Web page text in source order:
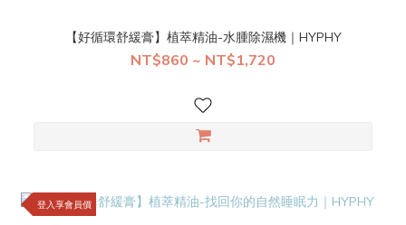
【好循環舒緩膏】植萃精油-水腫除濕機｜HYPHY
NT$860 ~ NT$1,720
登入享會員價